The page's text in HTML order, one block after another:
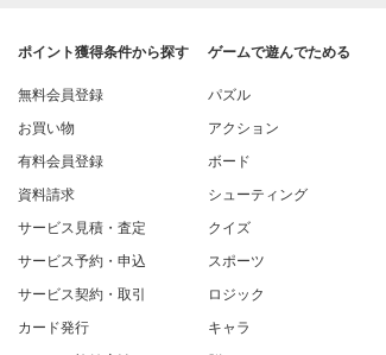
ポイント獲得条件から探す
無料会員登録
お買い物
有料会員登録
資料請求
サービス見積・査定
サービス予約・申込
サービス契約・取引
カード発行
ゲームで遊んでためる
パズル
アクション
ボード
シューティング
クイズ
スポーツ
ロジック
キャラ